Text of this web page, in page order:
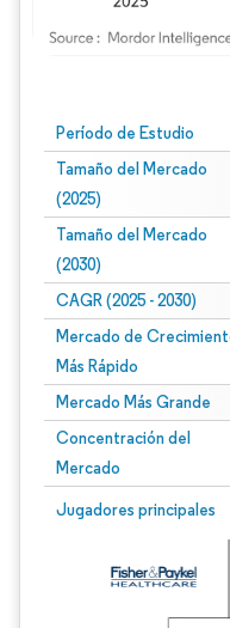
Período de Estudio
Tamaño del Mercado
(2025)
Tamaño del Mercado
(2030)
CAGR (2025 - 2030)
Mercado de
Más Rápido
Mercado Más Grande
Concentración del
Mercado
Jugadores principales